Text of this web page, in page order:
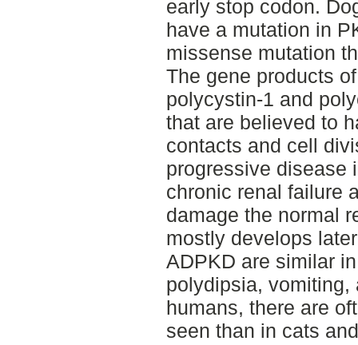
early stop codon.
have a mutation in
missense mutation
The gene products
polycystin-1 and
that are believed to
contacts and cell
progressive disease
chronic renal failure
damage the normal
mostly develops
ADPKD are similar
polydipsia, vomiting,
humans, there are
seen than in cats